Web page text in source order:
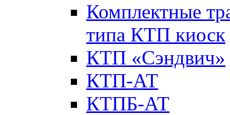
Комплектные
типа КТП киоск
КТП «Сэндвич»
КТП-АТ
КТПБ-АТ